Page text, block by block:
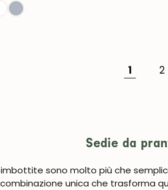
1 2
Sedie da
sono molto più che
unica che trasforma